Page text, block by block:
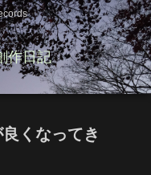
作日記
くなってき